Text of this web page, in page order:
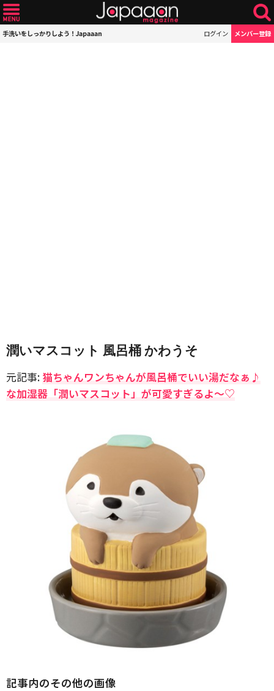
手洗いをしっかりしよう！Japaaan ログイン メンバー登録
潤いマスコット 風呂桶 かわうそ
元記事: 猫ちゃんワンちゃんが風呂桶でいい湯だなぁ♪
な加湿器「潤いマスコット」が可愛すぎるよ〜♡
記事内のその他の画像